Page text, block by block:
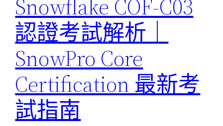
Snowflake COF-C03
認證考試解析｜
SnowPro Core
Certification 最新考
試指南